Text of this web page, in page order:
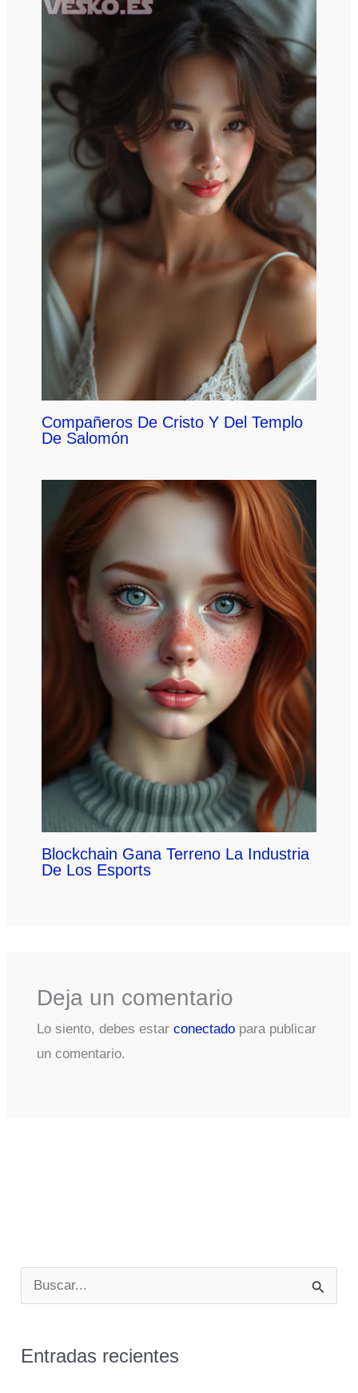
Compañeros De Cristo Y Del Templo
De Salomón
Blockchain Gana Terreno La Industria
De Los Esports
Deja un comentario
Lo siento, debes estar conectadopara publicar
un comentario.
u
c
Entradas recientes